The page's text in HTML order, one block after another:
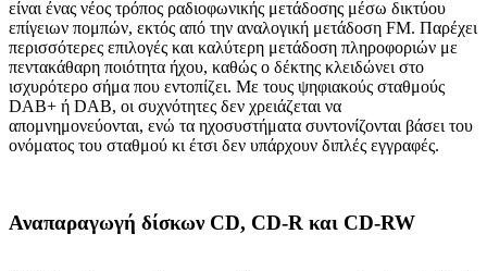
είναι ένας νέος τρόπος ραδιοφωνικής μετάδοσης μέσω δικτύου
επίγειων πομπών, εκτός από την αναλογική μετάδοση FM. Παρέχει
περισσότερες επιλογές και καλύτερη μετάδοση πληροφοριών με
πεντακάθαρη ποιότητα ήχου, καθώς ο δέκτης κλειδώνει στο
ισχυρότερο σήμα που εντοπίζει. Με τους ψηφιακούς σταθμούς
DAB+ ή DAB, οι συχνότητες δεν χρειάζεται να
απομνημονεύονται, ενώ τα ηχοσυστήματα συντονίζονται βάσει του
ονόματος του σταθμού κι έτσι δεν υπάρχουν διπλές εγγραφές.
Αναπαραγωγή δίσκων CD, CD-R και CD-RW